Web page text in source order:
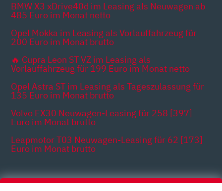
BMW X3 xDrive40d im Leasing als Neuwagen ab
485 Euro im Monat netto
Opel Mokka im Leasing als Vorlauffahrzeug für
200 Euro im Monat brutto
🔥 Cupra Leon ST VZ im Leasing als
Vorlauffahrzeug für 199 Euro im Monat netto
Opel Astra ST im Leasing als Tageszulassung für
135 Euro im Monat brutto
Volvo EX30 Neuwagen-Leasing für 258 [397]
Euro im Monat brutto
Leapmotor T03 Neuwagen-Leasing für 62 [173]
Euro im Monat brutto